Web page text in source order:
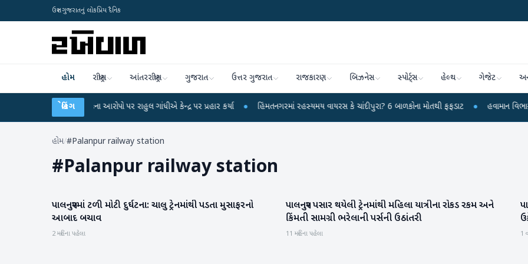
ઉત્તર ગુજરાતનું લોકપ્રિય દૈનિક
હોમ રાષ્ટ્રીય આંતરરાષ્ટ્રીય ગુજરાત ઉત્તર ગુજરાત રાજકારણ બિઝનેસ સ્પોર્ટ્સ હેલ્થ ગેજેટ
બ્રેકિંગ
NET પરીક્ષા લીકના આરોપો પર રાહુલ ગાંધીએ કેન્દ્ર પર પ્રહાર કર્યા ● હિંમતનગરમાં રહસ્યમય વાયરસ કે ચાંદીપુરા? 6 બાળકોના મોતથી ફફડાટ ● હવામાન વિભાગે 18
હોમ/#Palanpur railway station
#Palanpur railway station
બનાસકાંઠા
પાલનપુરમાં ટળી મોટી દુર્ઘટના: ચાલુ ટ્રેનમાંથી પડતા મુસાફરનો
આબાદ બચાવ
2 મહિના પહેલા
બનાસકાંઠા
પાલનપુર પસાર થયેલી ટ્રેનમાંથી મહિલા યાત્રીના રોકડ રકમ અને
કિંમતી સામગ્રી ભરેલાની પર્સની ઉઠાંતરી
11 મહિના પહેલા 1